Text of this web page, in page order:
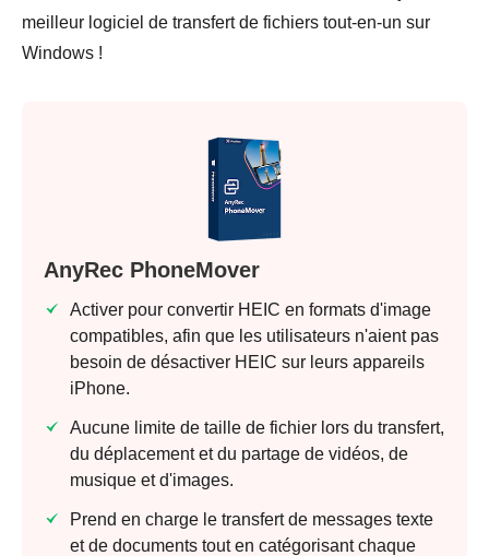
meilleur logiciel de transfert de fichiers tout-en-un sur
Windows !
AnyRec PhoneMover
Activer pour convertir HEIC en formats d'image
compatibles, afin que les utilisateurs n'aient pas
besoin de désactiver HEIC sur leurs appareils
iPhone.
Aucune limite de taille de fichier lors du transfert,
du déplacement et du partage de vidéos, de
musique et d'images.
Prend en charge le transfert de messages texte
et de documents tout en catégorisant chaque